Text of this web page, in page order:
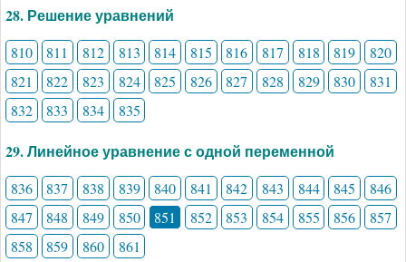
28. Решение уравнений
810 811 812 813 814 815 816 817 818 819
820
821
822 823 824 825 826 827 828 829 830
831
832
833 834 835
29. Линейное уравнение с одной переменной
836 837 838 839 840 841 842 843 844 845
846
847
848 849 850 851 852 853 854 855 856
857
858
859 860 861